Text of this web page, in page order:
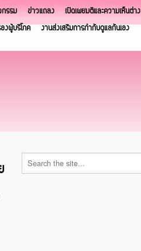
รรม ข่าวแถลง
เปิดเผยมติและความเห็นต่าง
งผู้บริโภค
งานส่งเสริมการกำกับดูแลกันเอง